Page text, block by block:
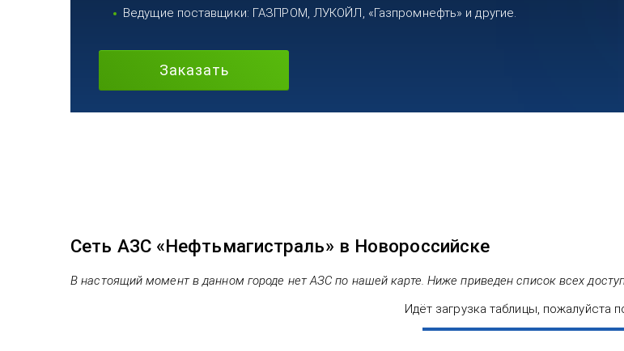
Ведущие поставщики: ГАЗПРОМ, ЛУКОЙЛ, «Газпромнефть» и другие.
Заказать
Сеть АЗС «Нефтьмагистраль» в Новороссийске
В настоящий момент в данном городе нет АЗС по нашей карте. Ниже приведен список всех
Идёт загрузка таблицы, пожалуйста